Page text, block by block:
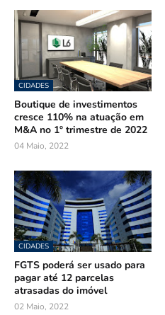
CIDADES
Boutique de investimentos
cresce 110% na atuação em
M&A no 1º trimestre de 2022
04 Maio, 2022
CIDADES
FGTS poderá ser usado para
pagar até 12 parcelas
atrasadas do imóvel
02 Maio, 2022